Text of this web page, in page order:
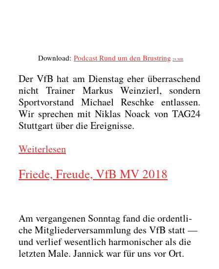
Down­load: Pod­cast Rund um den Brust­ring 28 MB
Der VfB hat am Diens­tag eher über­ra­schend
nicht Trai­ner Mar­kus Wein­zierl, son­dern
Sport­vor­stand Micha­el Resch­ke ent­las­sen.
Wir spre­chen mit Niklas Noack von TAG24
Stutt­gart über die Ereig­nis­se.
Wei­ter­le­sen
Friede, Freude, VfB MV 2018
Am ver­gan­ge­nen Sonn­tag fand die ordent­li­
che Mit­glie­der­ver­samm­lung des VfB statt —
und ver­lief wesent­lich har­mo­ni­scher als die
letz­ten Male. Jan­nick war für uns vor Ort.